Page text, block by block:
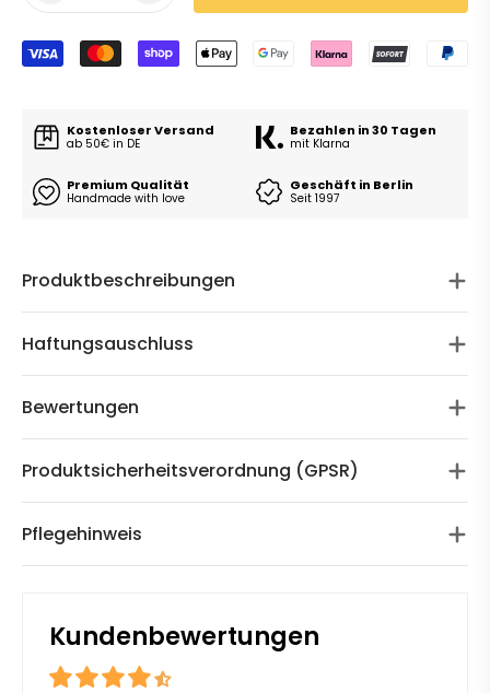
Kostenloser Versand
ab 50€ in DE
Bezahlen in 30 Tagen
mit Klarna
Premium Qualität
Handmade with love
Geschäft in Berlin
Seit 1997
Produktbeschreibungen
Haftungsauschluss
Bewertungen
Produktsicherheitsverordnung (GPSR)
Pflegehinweis
Kundenbewertungen